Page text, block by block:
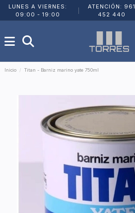
LUNES A VIERNES:
09:00 - 19:00
ATENCIÓN: 961
452 440
Inicio Titan - Barniz marino yate 750ml